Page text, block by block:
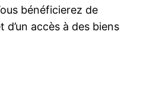
bénéficierez de
d’un accès à des biens